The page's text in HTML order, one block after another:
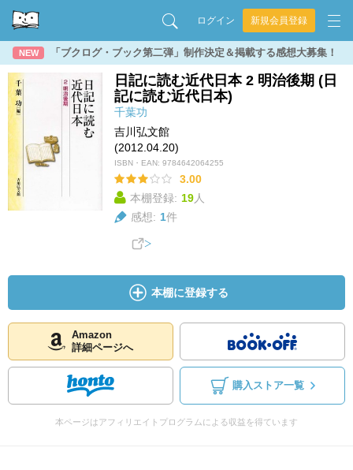
ログイン 新規会員登録
NEW 「ブクログ・ブック第二弾」制作決定＆掲載する感想大募集！
日記に読む近代日本 2 明治後期 (日
記に読む近代日本)
千葉功
吉川弘文館
(2012.04.20)
ISBN・EAN: 9784642064255
3.00
本棚登録: 19人
感想: 1件
本棚に登録する
Amazon
詳細ページへ
購入ストア一覧
本ページはアフィリエイトプログラムによる収益を得ています